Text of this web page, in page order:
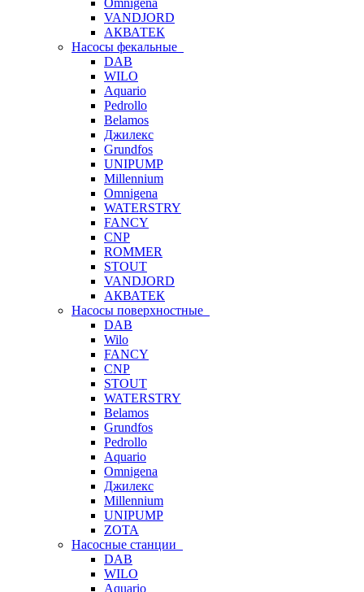
Omnigena
VANDJORD
АКВАТЕК
Насосы фекальные
DAB
WILO
Aquario
Pedrollo
Belamos
Джилекс
Grundfos
UNIPUMP
Millennium
Omnigena
WATERSTRY
FANCY
CNP
ROMMER
STOUT
VANDJORD
АКВАТЕК
Насосы поверхностные
DAB
Wilo
FANCY
CNP
STOUT
WATERSTRY
Belamos
Grundfos
Pedrollo
Aquario
Omnigena
Джилекс
Millennium
UNIPUMP
ZOTA
Насосные станции
DAB
WILO
Aquario